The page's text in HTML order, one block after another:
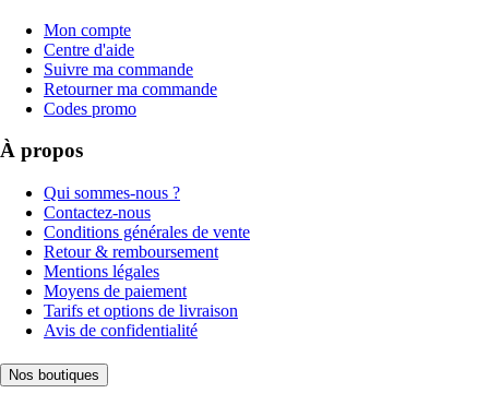
Mon compte
Centre d'aide
Suivre ma commande
Retourner ma commande
Codes promo
À propos
Qui sommes-nous ?
Contactez-nous
Conditions générales de vente
Retour & remboursement
Mentions légales
Moyens de paiement
Tarifs et options de livraison
Avis de confidentialité
Nos boutiques